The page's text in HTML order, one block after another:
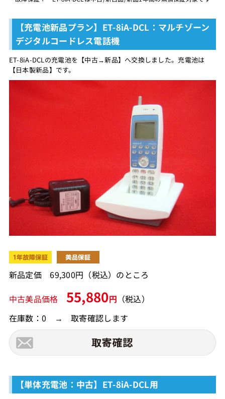
【充電池新品プラン】ET-8iA-DCL：マルチゾーン
デジタルコードレス電話機
ET-8iA-DCLの充電池を【中古→新品】へ交換しました。充電池は
【日本製新品】です。
新品定価 69,300円（税込）のところ
中古美品価格 55,880円 （税込）
在庫数：0 → 取寄確認します
【単体充電池：中古】ET-8iA-DCL用